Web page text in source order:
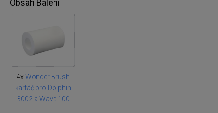
Obsah Balení
4x Wonder Brush
kartáč pro Dolphin
3002 a Wave 100